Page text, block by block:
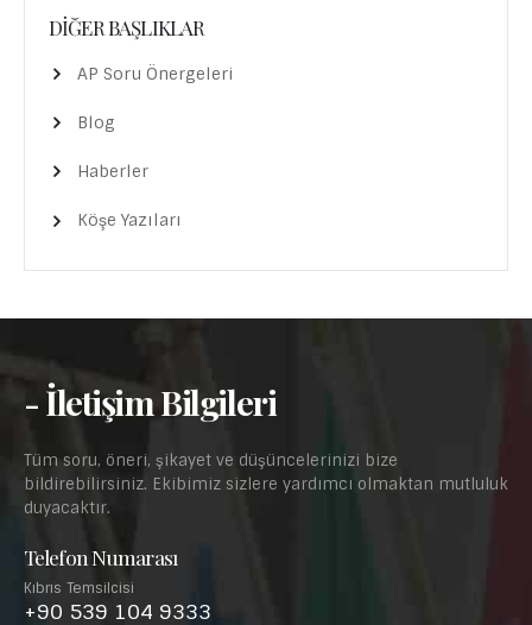
DIĞER BAŞLIKLAR
AP Soru Önergeleri
Blog
Haberler
Köşe Yazıları
- İletişim Bilgileri
Tüm soru, öneri, şikayet ve düşüncelerinizi bize
bildirebilirsiniz. Ekibimiz sizlere yardımcı olmaktan mutluluk
duyacaktır.
Telefon Numarası
Kıbrıs Temsilcisi
+90 539 104 9333